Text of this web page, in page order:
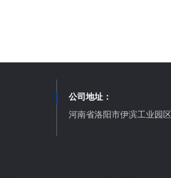
公司地址：
河南省洛阳市伊滨工业园区